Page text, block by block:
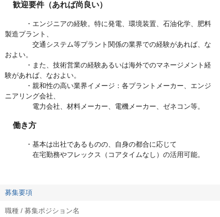
歓迎要件（あれば尚良い）
・エンジニアの経験。特に発電、環境装置、石油化学、肥料
製造プラント、
交通システム等プラント関係の業界での経験があれば、な
およい。
・また、技術営業の経験あるいは海外でのマネージメント経
験があれば、なおよい。
・親和性の高い業界イメージ：各プラントメーカー、エンジ
ニアリング会社、
電力会社、材料メーカー、電機メーカー、ゼネコン等。
働き方
・基本は出社であるものの、自身の都合に応じて
在宅勤務やフレックス（コアタイムなし）の活用可能。
募集要項
職種 / 募集ポジション名